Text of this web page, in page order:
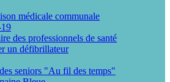
médicale communale
des professionnels de santé
un défibrillateur
seniors "Au fil des temps"